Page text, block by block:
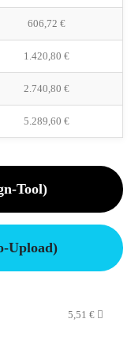
606,72 €
1.420,80 €
2.740,80 €
5.289,60 €
Tool)
Upload)
5,51 €